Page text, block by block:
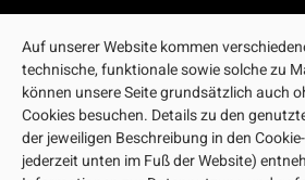
Auf unserer Website kommen
technische, funktionale sowie solche zu
können unsere Seite grundsätzlich auch
Cookies besuchen. Details zu den
der jeweiligen Beschreibung in den
jederzeit unten im Fuß der Website)